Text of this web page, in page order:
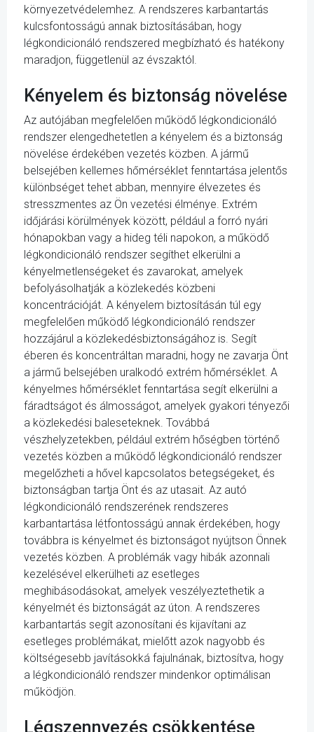
környezetvédelemhez. A rendszeres karbantartás
kulcsfontosságú annak biztosításában, hogy
légkondicionáló rendszered megbízható és hatékony
maradjon, függetlenül az évszaktól.
Kényelem és biztonság növelése
Az autójában megfelelően működő légkondicionáló
rendszer elengedhetetlen a kényelem és a biztonság
növelése érdekében vezetés közben. A jármű
belsejében kellemes hőmérséklet fenntartása jelentős
különbséget tehet abban, mennyire élvezetes és
stresszmentes az Ön vezetési élménye. Extrém
időjárási körülmények között, például a forró nyári
hónapokban vagy a hideg téli napokon, a működő
légkondicionáló rendszer segíthet elkerülni a
kényelmetlenségeket és zavarokat, amelyek
befolyásolhatják a közlekedés közbeni
koncentrációját. A kényelem biztosításán túl egy
megfelelően működő légkondicionáló rendszer
hozzájárul a közlekedésbiztonságához is. Segít
éberen és koncentráltan maradni, hogy ne zavarja Önt
a jármű belsejében uralkodó extrém hőmérséklet. A
kényelmes hőmérséklet fenntartása segít elkerülni a
fáradtságot és álmosságot, amelyek gyakori tényezői
a közlekedési baleseteknek. Továbbá
vészhelyzetekben, például extrém hőségben történő
vezetés közben a működő légkondicionáló rendszer
megelőzheti a hővel kapcsolatos betegségeket, és
biztonságban tartja Önt és az utasait. Az autó
légkondicionáló rendszerének rendszeres
karbantartása létfontosságú annak érdekében, hogy
továbbra is kényelmet és biztonságot nyújtson Önnek
vezetés közben. A problémák vagy hibák azonnali
kezelésével elkerülheti az esetleges
meghibásodásokat, amelyek veszélyeztethetik a
kényelmét és biztonságát az úton. A rendszeres
karbantartás segít azonosítani és kijavítani az
esetleges problémákat, mielőtt azok nagyobb és
költségesebb javításokká fajulnának, biztosítva, hogy
a légkondicionáló rendszer mindenkor optimálisan
működjön.
Légszennyezés csökkentése